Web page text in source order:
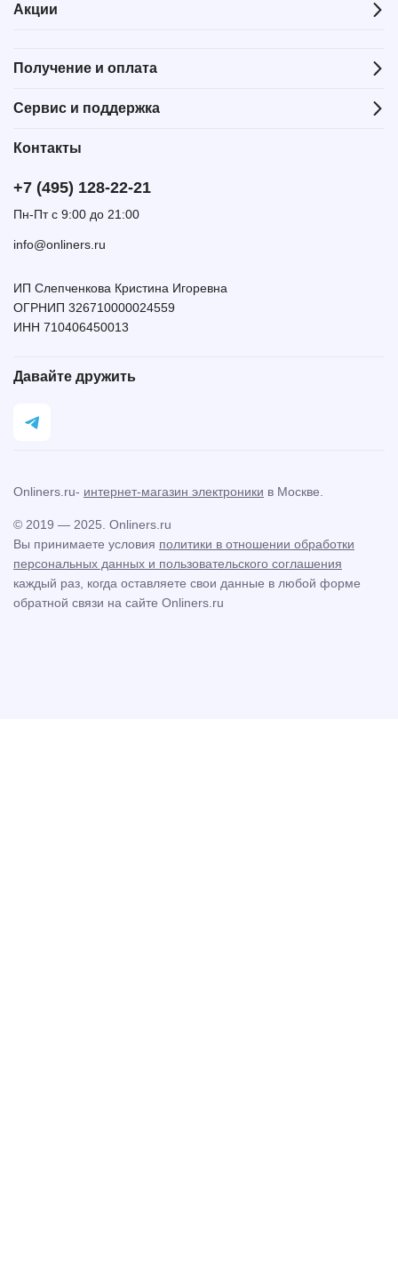
Акции
Получение и оплата
Сервис и поддержка
Контакты
+7 (495) 128-22-21
Пн-Пт с 9:00 до 21:00
info@onliners.ru
ИП Слепченкова Кристина Игоревна
ОГРНИП 326710000024559
ИНН 710406450013
Давайте дружить
Вы принимаете условия политики в отношении обработки
персональных данных и пользовательского соглашения
каждый раз, когда оставляете свои данные в любой форме
обратной связи на сайте Onliners.ru
© 2019 — 2025. Onliners.ru
Onliners.ru- интернет-магазин электроники в Москве.